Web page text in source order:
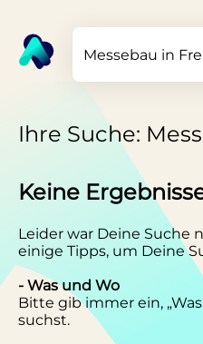
Ihre Suche:
Keine
Leider war Deine Suche
einige Tipps, um Deine
- Was und Wo
Bitte gib immer ein,
suchst.